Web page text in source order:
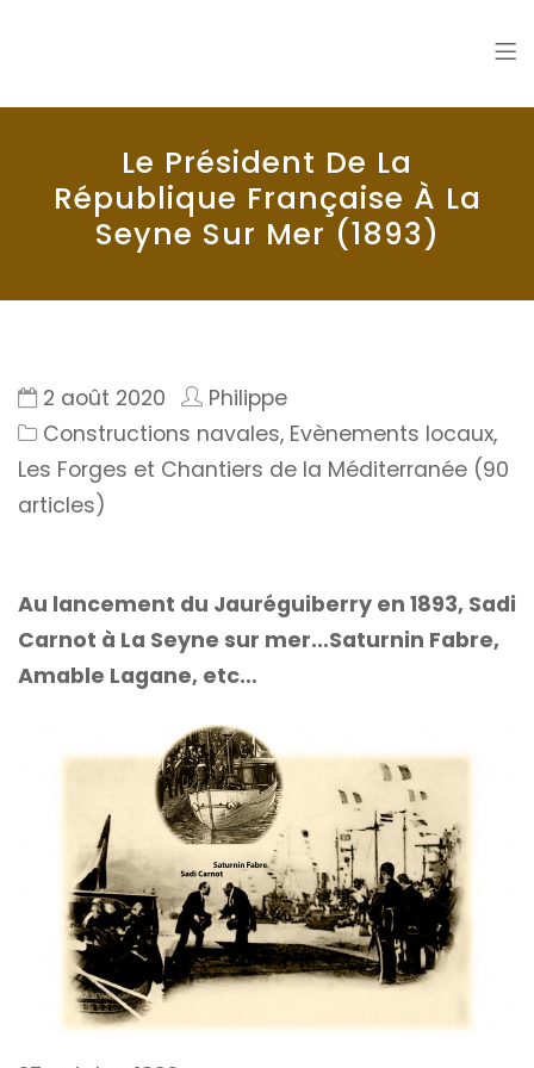
Le Président De La
République Française À La
Seyne Sur Mer (1893)
2 août 2020
Philippe
Constructions navales, Evènements locaux,
Les Forges et Chantiers de la Méditerranée (90
articles)
Au lancement du Jauréguiberry en 1893, Sadi
Carnot à La Seyne sur mer…Saturnin Fabre,
Amable Lagane, etc…